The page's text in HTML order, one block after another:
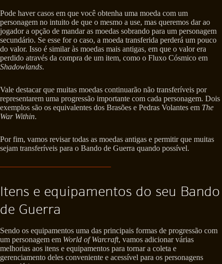
Pode haver casos em que você obtenha uma moeda com um
personagem no intuito de que o mesmo a use, mas queremos dar ao
jogador a opção de mandar as moedas sobrando para um personagem
secundário. Se esse for o caso, a moeda transferida perderá um pouco
do valor. Isso é similar às moedas mais antigas, em que o valor era
perdido através da compra de um item, como o Fluxo Cósmico em
Shadowlands.
Vale destacar que muitas moedas continuarão não transferíveis por
representarem uma progressão importante com cada personagem. Dois
exemplos são os equivalentes dos Brasões e Pedras Volantes em The
War Within.
Por fim, vamos revisar todas as moedas antigas e permitir que muitas
sejam transferíveis para o Bando de Guerra quando possível.
Itens e equipamentos do seu Bando
de Guerra
Sendo os equipamentos uma das principais formas de progressão com
um personagem em World of Warcraft, vamos adicionar várias
melhorias aos itens e equipamentos para tornar a coleta e
gerenciamento deles conveniente e acessível para os personagens